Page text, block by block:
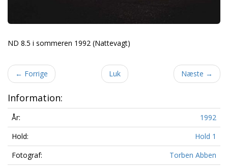
ND 8.5 i sommeren 1992 (Nattevagt)
← Forrige Luk Næste →
Information:
År:
1992
Hold:
Hold 1
Fotograf:
Torben Abben